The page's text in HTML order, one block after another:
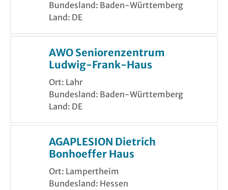
Bundesland: Baden-Württemberg
Land: DE
AWO Seniorenzentrum
Ludwig-Frank-Haus
Ort: Lahr
Bundesland: Baden-Württemberg
Land: DE
AGAPLESION Dietrich
Bonhoeffer Haus
Ort: Lampertheim
Bundesland: Hessen